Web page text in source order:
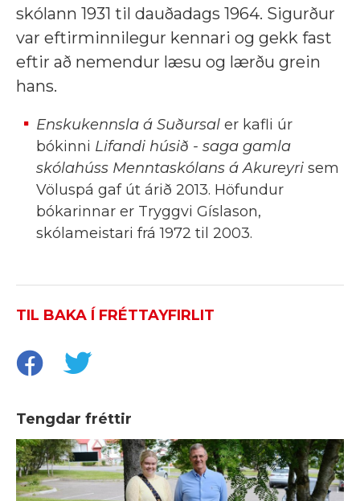
skólann 1931 til dauðadags 1964. Sigurður
var eftirminnilegur kennari og gekk fast
eftir að nemendur læsu og lærðu grein
hans.
Enskukennsla á Suðursal er kafli úr
bókinni Lifandi húsið - saga gamla
skólahúss Menntaskólans á Akureyri sem
Völuspá gaf út árið 2013. Höfundur
bókarinnar er Tryggvi Gíslason,
skólameistari frá 1972 til 2003.
TIL BAKA Í FRÉTTAYFIRLIT
Tengdar fréttir